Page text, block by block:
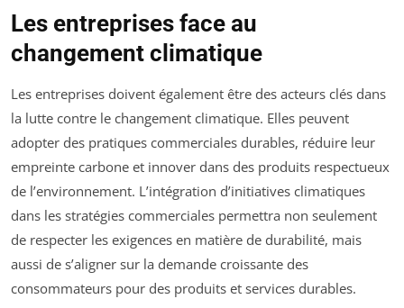
Les entreprises face au
changement climatique
Les entreprises doivent également être des acteurs clés dans
la lutte contre le changement climatique. Elles peuvent
adopter des pratiques commerciales durables, réduire leur
empreinte carbone et innover dans des produits respectueux
de l’environnement. L’intégration d’initiatives climatiques
dans les stratégies commerciales permettra non seulement
de respecter les exigences en matière de durabilité, mais
aussi de s’aligner sur la demande croissante des
consommateurs pour des produits et services durables.